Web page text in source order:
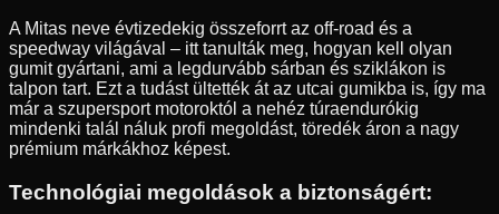
A Mitas neve évtizedekig összeforrt az off-road és a
speedway világával – itt tanulták meg, hogyan kell olyan
gumit gyártani, ami a legdurvább sárban és sziklákon is
talpon tart. Ezt a tudást ültették át az utcai gumikba is, így ma
már a szupersport motoroktól a nehéz túraendurókig
mindenki talál náluk profi megoldást, töredék áron a nagy
prémium márkákhoz képest.
Technológiai megoldások a biztonságért: